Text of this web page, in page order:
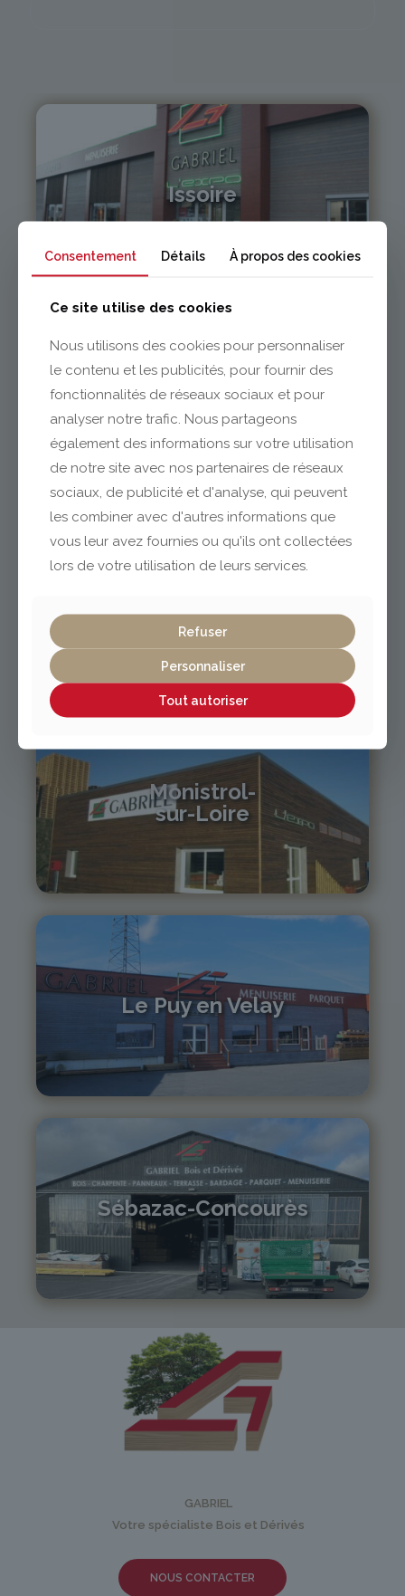
Issoire
04 73 55 06 09
contact@gabriel-sa.fr
Clermont-Ferrand
lexpo@gabriel-sa.fr
04 70 97 56 39
cusset@gabriel-sa.fr
Monistrol-
sur-Loire
monistrol@gabriel-sa.fr
Le Puy en Velay
04 71 01 13 30
lepuy@gabriel-sa.fr
Sébazac-Concourès
05 81 55 83 89
monistrol@gabriel-sa.fr
GABRIEL
Votre spécialiste Bois et Dérivés
NOUS CONTACTER
Consentement Détails À propos des cookies
Ce site utilise des cookies
Nous utilisons des cookies pour personnaliser
le contenu et les publicités, pour fournir des
fonctionnalités de réseaux sociaux et pour
analyser notre trafic. Nous partageons
également des informations sur votre utilisation
de notre site avec nos partenaires de réseaux
sociaux, de publicité et d'analyse, qui peuvent
les combiner avec d'autres informations que
vous leur avez fournies ou qu'ils ont collectées
lors de votre utilisation de leurs services.
Refuser
Personnaliser
Tout autoriser